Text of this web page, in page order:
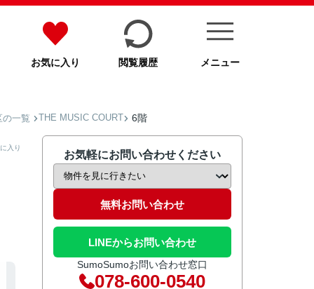
お気に入り 閲覧履歴 メニュー
の一覧 THE MUSIC COURT 6階
入り
お気軽にお問い合わせください
無料お問い合わせ
LINEからお問い合わせ
SumoSumoお問い合わせ窓口
078-600-0540